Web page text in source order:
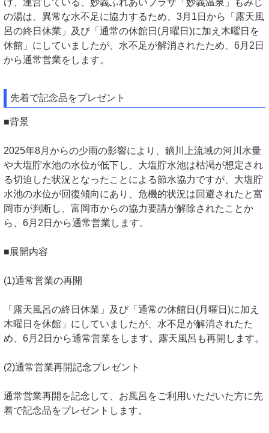
け、運営している、妙義ふれあいプラザ「妙義温泉」もみじ
の湯は、異常な水不足に協力するため、3月1日から「露天風
呂の終日休業」及び「通常の休館日(月曜日)に加え木曜日を
休館」にしていましたが、水不足が解消されたため、6月2日
から通常営業をします。
先着で記念品をプレゼント
■背景
2025年8月からの少雨の影響により、鏑川上流域の河川水量
や大塩貯水池の水位が低下し、大塩貯水池は枯渇が想定され
る切迫した状況となったことによる節水協力ですが、大塩貯
水池の水位が回復傾向にあり、危機的状況は回避されたと富
岡市が判断し、富岡市からの協力要請が解除されたことか
ら、6月2日から通常営業します。
■展開内容
(1)通常営業の再開
「露天風呂の終日休業」及び「通常の休館日(月曜日)に加え
木曜日を休館」にしていましたが、水不足が解消されたた
め、6月2日から通常営業をします。露天風呂も再開します。
(2)通常営業再開記念プレゼント
通常営業再開を記念して、お風呂をご利用いただいた方に先
着で記念品をプレゼントします。